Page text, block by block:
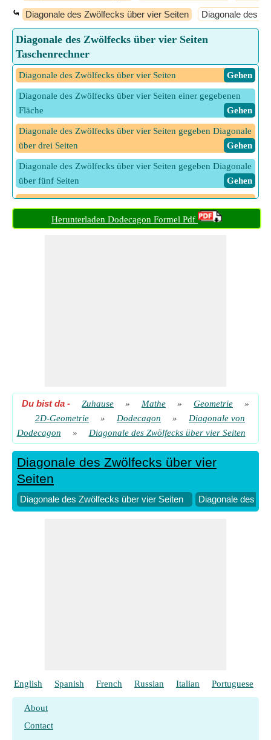
⤿ Diagonale des Zwölfecks über vier Seiten Diagonale des
Diagonale des Zwölfecks über vier Seiten
Taschenrechner
Diagonale des Zwölfecks über vier Seiten ​ Gehen
Diagonale des Zwölfecks über vier Seiten einer gegebenen
Fläche
​ Gehen
Diagonale des Zwölfecks über vier Seiten gegeben Diagonale
über drei Seiten
​ Gehen
Diagonale des Zwölfecks über vier Seiten gegeben Diagonale
über fünf Seiten
​ Gehen
Diagonale des Zwölfecks über vier Seiten gegeben Diagonale
über sechs Seiten
Breite
​ Gehen
Herunterladen Dodecagon Formel Pdf
Du bist da - Zuhause » Mathe » Geometrie
»
2D-Geometrie
» Dodecagon »
Diagonale von
Dodecagon
» Diagonale des Zwölfecks über vier Seiten
Diagonale des Zwölfecks über vier
Seiten
Diagonale des Zwölfecks über vier Seiten Diagonale des
English Spanish French Russian Italian Portuguese
About
Contact